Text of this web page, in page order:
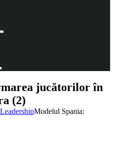
jucătorilor în
(2)
Modelul Spania: